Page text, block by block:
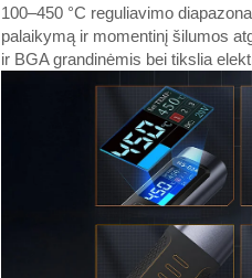
100–450 °C reguliavimo
palaikymą ir momentinį šilumos
ir BGA grandinėmis bei tikslia